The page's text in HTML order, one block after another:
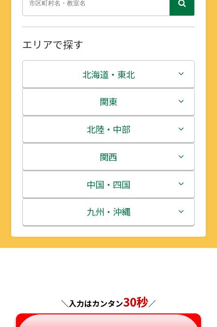
エリアで探す
北海道・東北
北海道
青森県
岩手県
宮城県
秋田県
山形県
関東
茨城県
栃木県
群馬県
埼玉県
千葉県
北陸・中部
新潟県
富山県
石川県
福井県
岐阜県
関西
三重県
滋賀県
京都府
奈良県
中国・四国
鳥取県
島根県
山口県
九州・沖縄
福岡県
＼入力はカンタン30秒／